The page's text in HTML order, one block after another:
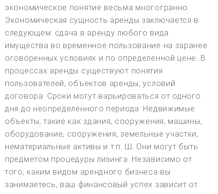
экономическое понятие весьма многогранно.
Экономическая сущность аренды заключается в
следующем: сдача в аренду любого вида
имущества во временное пользование на заранее
оговоренных условиях и по определенной цене. В
процессах аренды существуют понятия
пользователей, объектов аренды, условий
договора. Сроки могут варьироваться от одного
дня до неопределенного периода. Недвижимые
объекты, такие как здания, сооружения, машины,
оборудование, сооружения, земельные участки,
нематериальные активы и т.п. Ш. Они могут быть
предметом процедуры лизинга. Независимо от
того, каким видом арендного бизнеса вы
занимаетесь, ваш финансовый успех зависит от